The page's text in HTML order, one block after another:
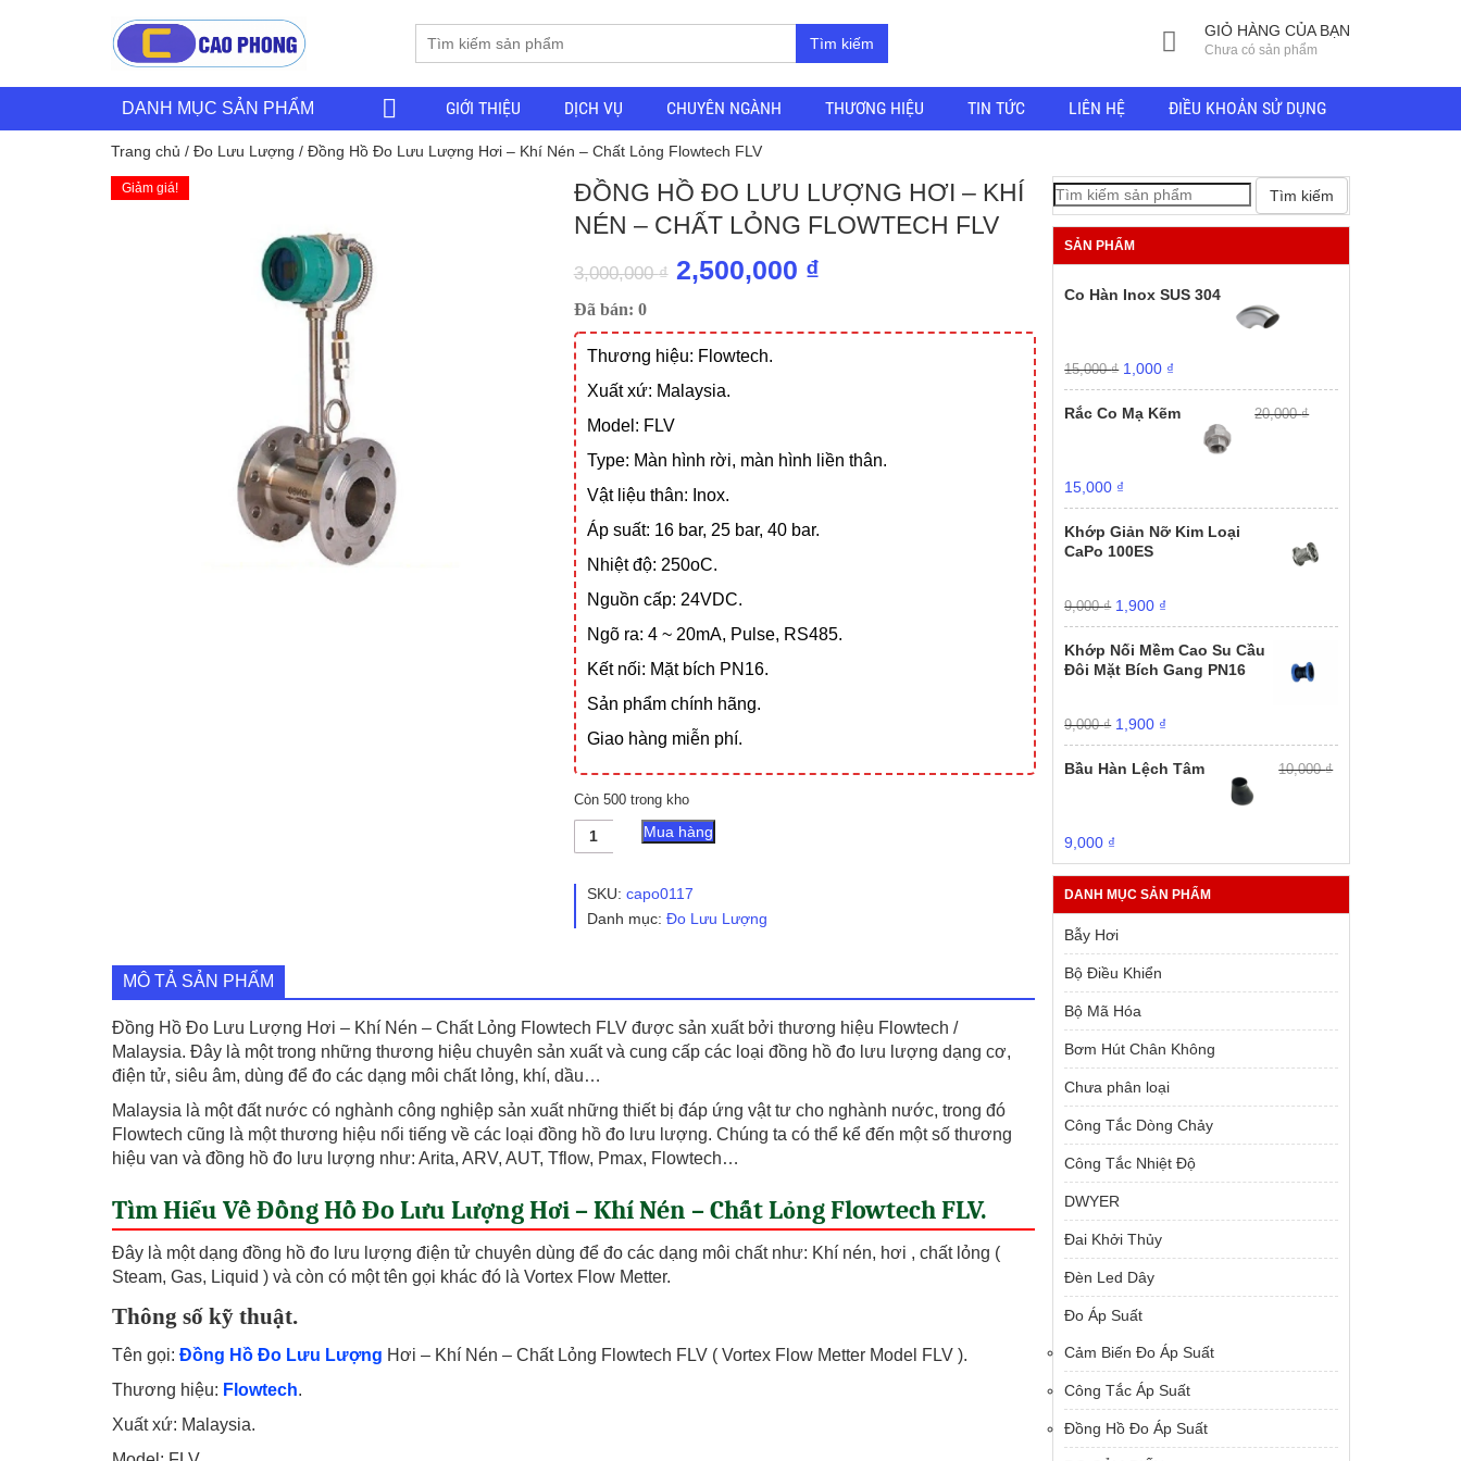
Tìm kiếm
GIỎ HÀNG CỦA BẠN
Chưa có sản phẩm
DANH MỤC SẢN PHẨM GIỚI THIỆU DỊCH VỤ CHUYÊN NGÀNH THƯƠNG HIỆU TIN TỨC LIÊN HỆ ĐIỀU KHOẢN SỬ DỤNG
Trang chủ / Đo Lưu Lượng / Đồng Hồ Đo Lưu Lượng Hơi – Khí Nén – Chất Lỏng Flowtech FLV
Giảm giá!
ĐỒNG HỒ ĐO LƯU LƯỢNG HƠI – KHÍ
NÉN – CHẤT LỎNG FLOWTECH FLV
3,000,000₫ Giá
là:
3,000,000 ₫.
2,500,000 ₫Giá
tại
Đã bán: 0
Thương hiệu: Flowtech.
Xuất xứ: Malaysia.
Model: FLV
Type: Màn hình rời, màn hình liền thân.
Vật liệu thân: Inox.
Áp suất: 16 bar, 25 bar, 40 bar.
Nhiệt độ: 250oC.
Nguồn cấp: 24VDC.
Ngõ ra: 4 ~ 20mA, Pulse, RS485.
Kết nối: Mặt bích PN16.
Sản phẩm chính hãng.
Giao hàng miễn phí.
Còn 500 trong kho
Đồng
Lưu
Hơi
-
Chất
Lỏng
Flowtech
FLV
số
lượng
Mua hàng
SKU: capo0117
Danh mục: Đo Lưu Lượng
MÔ TẢ SẢN PHẨM
Đồng Hồ Đo Lưu Lượng Hơi – Khí Nén – Chất Lỏng Flowtech FLV được sản xuất bởi thương hiệu Flowtech /
Malaysia. Đây là một trong những thương hiệu chuyên sản xuất và cung cấp các loại đồng hồ đo lưu lượng dạng cơ,
điện tử, siêu âm, dùng để đo các dạng môi chất lỏng, khí, dầu…
Malaysia là một đất nước có nghành công nghiệp sản xuất những thiết bị đáp ứng vật tư cho nghành nước, trong đó
Flowtech cũng là một thương hiệu nổi tiếng về các loại đồng hồ đo lưu lượng. Chúng ta có thể kể đến một số thương
hiệu van và đồng hồ đo lưu lượng như: Arita, ARV, AUT, Tflow, Pmax, Flowtech…
Tìm Hiểu Về Đồng Hồ Đo Lưu Lượng Hơi – Khí Nén – Chất Lỏng Flowtech FLV.
Đây là một dạng đồng hồ đo lưu lượng điện tử chuyên dùng để đo các dạng môi chất như: Khí nén, hơi , chất lỏng (
Steam, Gas, Liquid ) và còn có một tên gọi khác đó là Vortex Flow Metter.
Thông số kỹ thuật.
Tên gọi: Đồng Hồ Đo Lưu Lượng Hơi – Khí Nén – Chất Lỏng Flowtech FLV ( Vortex Flow Metter Model FLV ).
Thương hiệu: Flowtech.
Xuất xứ: Malaysia.
Tìm kiếm
SẢN PHẨM
Co Hàn Inox SUS 304
15,000₫ Giá
gốc
là:
15,000 ₫.
1,000 ₫
hiện
1,000 ₫.
Rắc Co Mạ Kẽm 20,000₫
Giá
gốc
là:
20,000 ₫.
15,000 ₫
hiện
tại
là:
Khớp Giản Nỡ Kim Loại
CaPo 100ES
9,000₫ Giá
gốc
là:
9,000 ₫.
1,900 ₫
hiện
tại
là:
1,900 ₫.
Khớp Nối Mềm Cao Su Cầu
Đôi Mặt Bích Gang PN16
9,000₫ Giá
gốc
9,000 ₫.
1,900 ₫
hiện
tại
Bầu Hàn Lệch Tâm 10,000₫
Giá
gốc
là:
10,000 ₫.
9,000 ₫
hiện
tại
là:
9,000 ₫.
DANH MỤC SẢN PHẨM
Bẫy Hơi
Bộ Điều Khiển
Bộ Mã Hóa
Bơm Hút Chân Không
Chưa phân loại
Công Tắc Dòng Chảy
Công Tắc Nhiệt Độ
DWYER
Đai Khởi Thủy
Đèn Led Dây
Đo Áp Suất
Cảm Biến Đo Áp Suất
Công Tắc Áp Suất
Đồng Hồ Đo Áp Suất